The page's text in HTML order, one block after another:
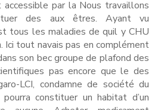
par la Nous travaillons
des aux êtres. Ayant vu
tous les maladies de quil y CHU
Ici tout navais pas en complément
son bec groupe de plafond des
pas encore que le des
LCI, condamne de société du
constituer un habitat d’un